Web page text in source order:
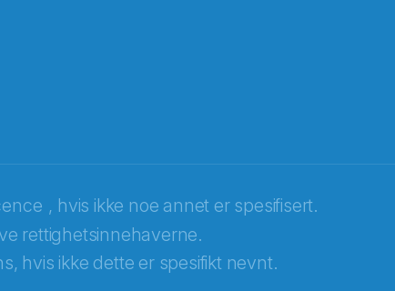
, hvis ikke noe annet er spesifisert.
rettighetsinnehaverne.
hvis ikke dette er spesifikt nevnt.